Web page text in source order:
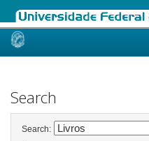
Skip
Search
Search: